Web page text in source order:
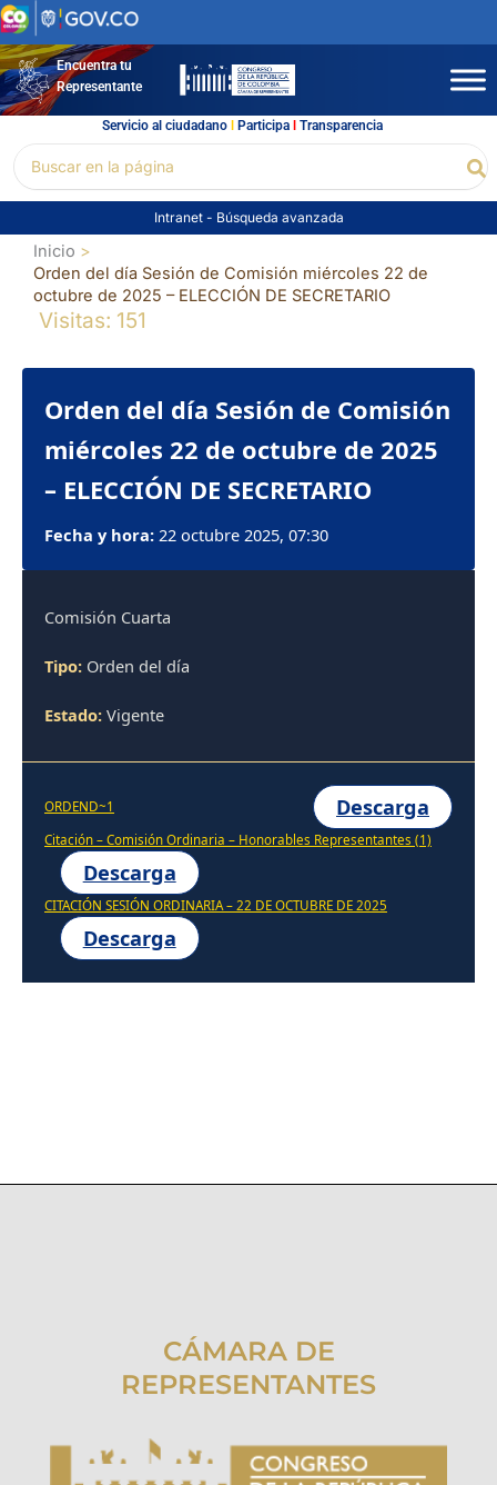
Ir
al
contenidoEncuentra tu
Representante
Servicio al ciudadano l Participal Transparencia
por:
Intranet - Búsqueda avanzada
Inicio
Orden del día Sesión de Comisión miércoles 22 de
octubre de 2025 – ELECCIÓN DE SECRETARIO
Visitas: 151
Orden del día Sesión de Comisión
miércoles 22 de octubre de 2025
– ELECCIÓN DE SECRETARIO
Fecha y hora: 22 octubre 2025, 07:30
Comisión Cuarta
Tipo: Orden del día
Estado: Vigente
ORDEND~1 Descarga
Citación – Comisión Ordinaria – Honorables Representantes (1)
Descarga
CITACIÓN SESIÓN ORDINARIA – 22 DE OCTUBRE DE 2025
Descarga
CÁMARA DE
REPRESENTANTES